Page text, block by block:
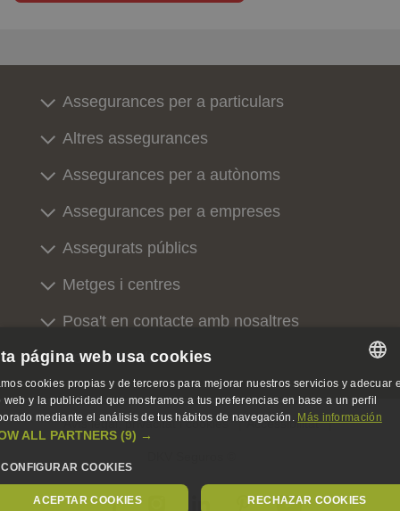
Assegurances per a particulars
Altres assegurances
Assegurances per a autònoms
Assegurances per a empreses
Assegurats públics
Metges i centres
Posa't en contacte amb nosaltres
Sobre nosaltres
Avís legal, privacitat i cookies Accessibilitat
SPANISH
SPANISH
GERMAN
página web usa cookies
cookies propias y de terceros para mejorar nuestros servicios y adecuar
web y la publicidad que mostramos a tus preferencias en base a un perfil
mediante el análisis de tus hábitos de navegación. Más información
ALL PARTNERS (9) →
CONFIGURAR COOKIES
ACEPTAR COOKIES RECHAZAR COOKIES